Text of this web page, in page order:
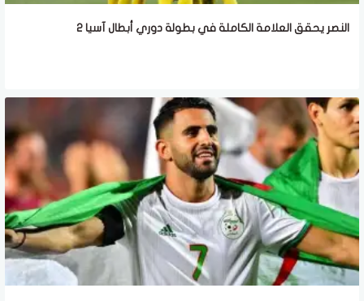
النصر يحقق العلامة الكاملة في بطولة دوري أبطال آسيا 2